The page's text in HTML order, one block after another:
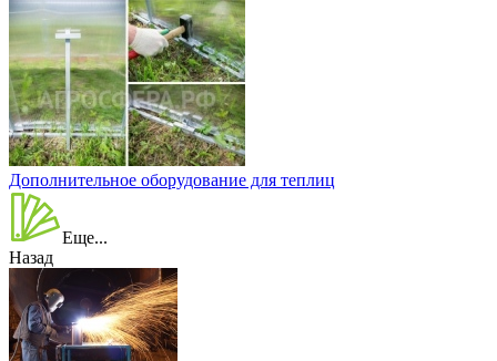
Дополнительное оборудование для теплиц
Еще...
Назад